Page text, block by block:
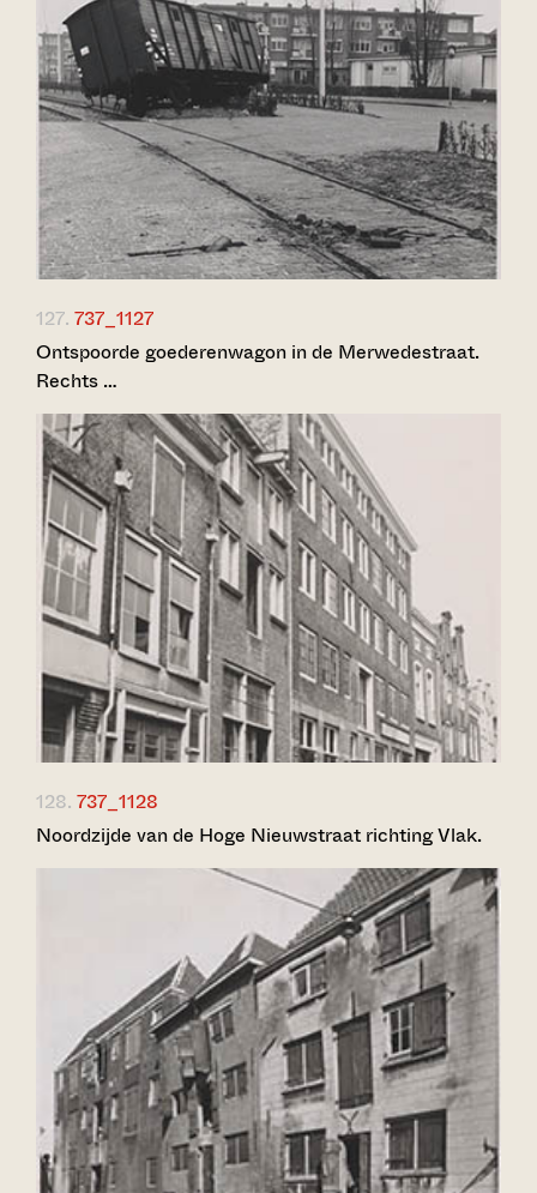
127. 737_1127
Ontspoorde goederenwagon in de Merwedestraat.
Rechts …
128. 737_1128
Noordzijde van de Hoge Nieuwstraat richting Vlak.